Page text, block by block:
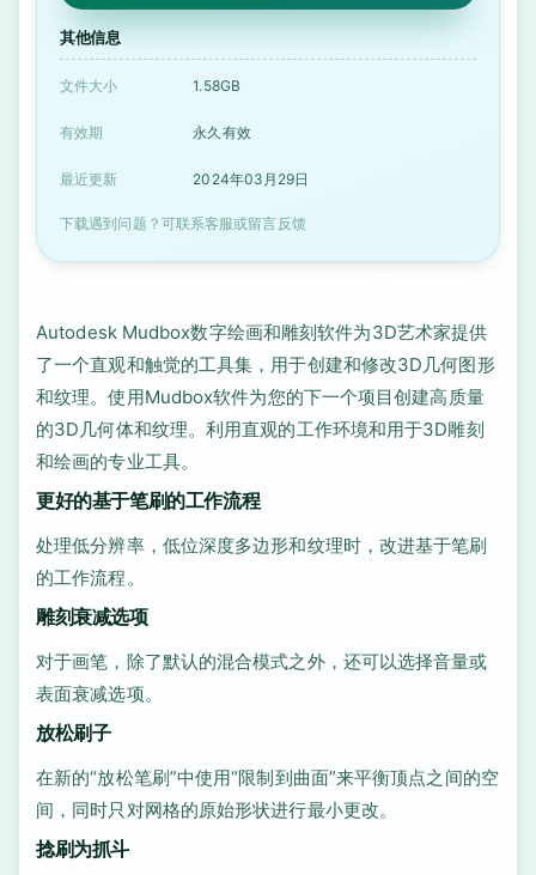
其他信息
文件大小 1.58GB
有效期 永久有效
最近更新 2024年03月29日
下载遇到问题？可联系客服或留言反馈
Autodesk Mudbox数字绘画和雕刻软件为3D艺术家提供
了一个直观和触觉的工具集，用于创建和修改3D几何图形
和纹理。使用Mudbox软件为您的下一个项目创建高质量
的3D几何体和纹理。利用直观的工作环境和用于3D雕刻
和绘画的专业工具。
更好的基于笔刷的工作流程
处理低分辨率，低位深度多边形和纹理时，改进基于笔刷
的工作流程。
雕刻衰减选项
对于画笔，除了默认的混合模式之外，还可以选择音量或
表面衰减选项。
放松刷子
在新的“放松笔刷”中使用“限制到曲面”来平衡顶点之间的空
间，同时只对网格的原始形状进行最小更改。
捻刷为抓斗